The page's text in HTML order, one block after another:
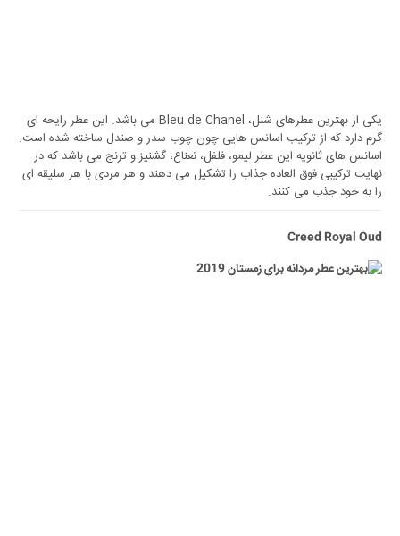
یکی از بهترین عطرهای شنل، Bleu de Chanel می باشد. این عطر رایحه ای
گرم دارد که از ترکیب اسانس هایی چون چوب سدر و صندل ساخته شده است.
اسانس های ثانویه این عطر لیمو، فلفل، نعناع، گشنیز و ترنج می باشد که در
نهایت ترکیبی فوق العاده جذاب را تشکیل می دهند و هر مردی با هر سلیقه ای
را به خود جذب می کنند.
Creed Royal Oud